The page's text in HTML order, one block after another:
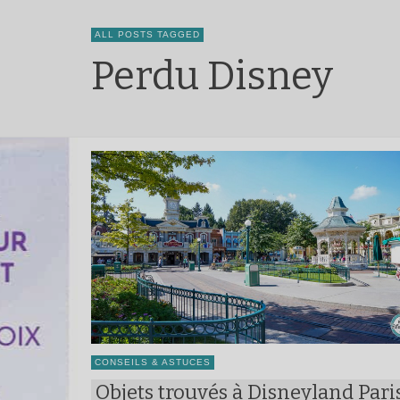
ALL POSTS TAGGED
Perdu Disney
CONSEILS & ASTUCES
Objets trouvés à Disneyland